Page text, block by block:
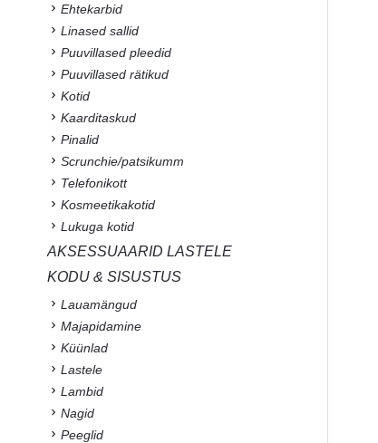
Ehtekarbid
Linased sallid
Puuvillased pleedid
Puuvillased rätikud
Kotid
Kaarditaskud
Pinalid
Scrunchie/patsikumm
Telefonikott
Kosmeetikakotid
Lukuga kotid
AKSESSUAARID LASTELE
KODU & SISUSTUS
Lauamängud
Majapidamine
Küünlad
Lastele
Lambid
Nagid
Peeglid